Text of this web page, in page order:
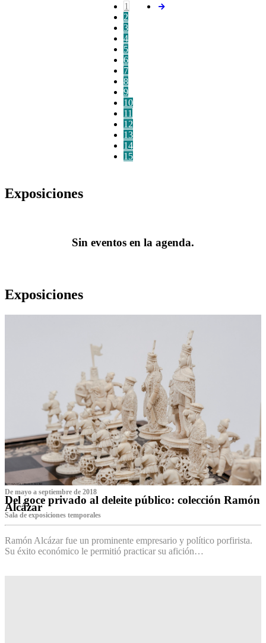
1
2
3
4
5
6
7
8
9
10
11
12
13
14
15
Exposiciones
Sin eventos en la agenda.
Exposiciones
De mayo a septiembre de 2018
Del goce privado al deleite público: colección Ramón
Alcázar
Sala de exposiciones temporales
Ramón Alcázar fue un prominente empresario y político porfirista.
Su éxito económico le permitió practicar su afición…